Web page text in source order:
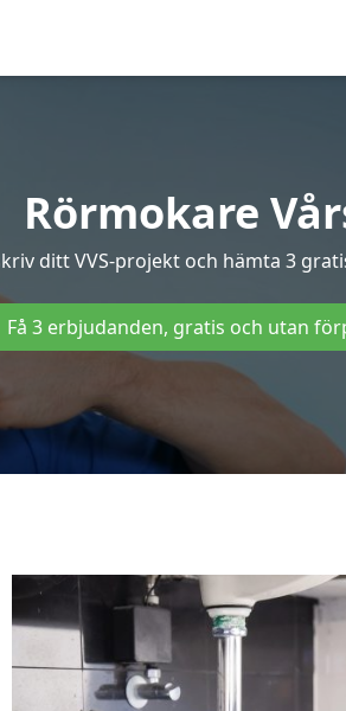
Rörmokare
ditt VVS-projekt och hämta 3
Få 3 erbjudanden, gratis och utan